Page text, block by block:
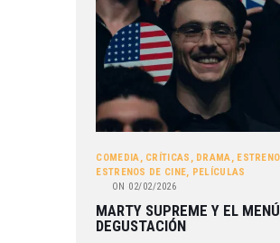
COMEDIA, CRÍTICAS , DRAMA,
ESTRENOS DE CINE, PELÍCULAS
ON 02/02/2026
MARTY SUPREME Y EL MENÚ
DEGUSTACIÓN